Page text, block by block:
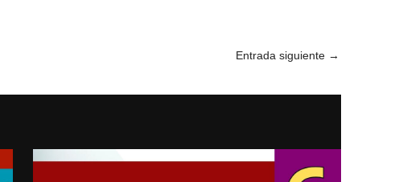
Entrada siguiente →